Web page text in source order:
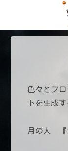
色々とブ
トを生成
月の人 『